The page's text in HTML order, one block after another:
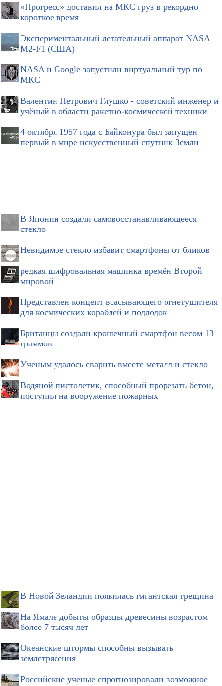
«Прогресс» доставил на МКС груз в рекордно
короткое время
Экспериментальный летательный аппарат NASA
M2-F1 (США)
NASA и Google запустили виртуальный тур по
МКС
Валентин Петрович Глушко - советский инженер и
учёный в области ракетно-космической техники
4 октября 1957 года с Байконура был запущен
первый в мире искусственный спутник Земли
В Японии создали самовосстанавливающееся
стекло
Невидимое стекло избавит смартфоны от бликов
редкая шифровальная машинка времён Второй
мировой
Представлен концепт всасывающего огнетушителя
для космических кораблей и подлодок
Британцы создали крошечный смартфон весом 13
граммов
Ученым удалось сварить вместе металл и стекло
Водяной пистолетик, способный прорезать бетон,
поступил на вооружение пожарных
В Новой Зеландии появилась гигантская трещина
На Ямале добыты образцы древесины возрастом
более 7 тысяч лет
Океанские штормы способны вызывать
землетрясения
Российские ученые спрогнозировали возможное